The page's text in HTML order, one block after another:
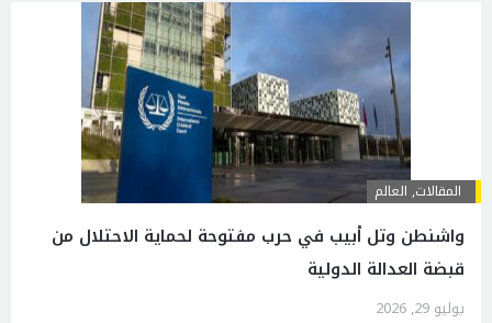
المقالات, العالم
واشنطن وتل أبيب في حرب مفتوحة لحماية الاحتلال من
قبضة العدالة الدولية
يوليو 29, 2026